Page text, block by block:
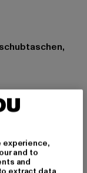
30%
experience,
and to
and